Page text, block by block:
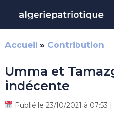
contenu
Accueil » Contribution
Umma et
indécente
Publié le 23/10/2021 à 07:53 |